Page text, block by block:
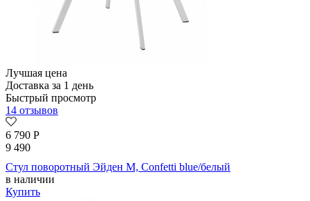
Лучшая цена
Доставка за 1 день
Быстрый просмотр
14 отзывов
6 790 Р
9 490
Стул поворотный Эйден М, Confetti blue/белый
в наличии
Купить